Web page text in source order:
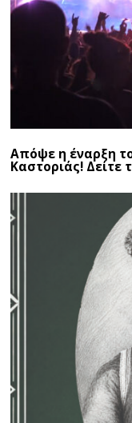
Απόψε η έναρξη
Καστοριάς! Δείτε